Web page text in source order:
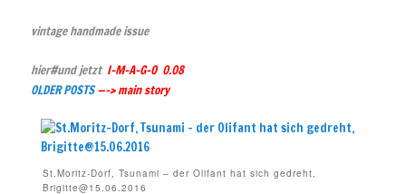
vintage handmade issue
hier#und jetzt I-M-A-G-O 0.08
OLDER POSTS—–> main story
St.Moritz-Dorf, Tsunami – der Olifant hat sich gedreht,
Brigitte@15.06.2016